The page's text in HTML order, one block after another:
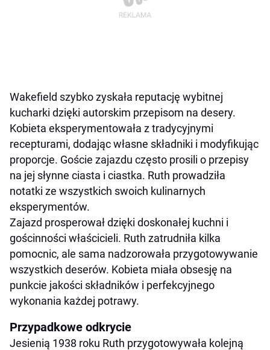
Wakefield szybko zyskała reputację wybitnej
kucharki dzięki autorskim przepisom na desery.
Kobieta eksperymentowała z tradycyjnymi
recepturami, dodając własne składniki i modyfikując
proporcje. Goście zajazdu często prosili o przepisy
na jej słynne ciasta i ciastka. Ruth prowadziła
notatki ze wszystkich swoich kulinarnych
eksperymentów.
Zajazd prosperował dzięki doskonałej kuchni i
gościnności właścicieli. Ruth zatrudniła kilka
pomocnic, ale sama nadzorowała przygotowywanie
wszystkich deserów. Kobieta miała obsesję na
punkcie jakości składników i perfekcyjnego
wykonania każdej potrawy.
Przypadkowe odkrycie
Jesienią 1938 roku Ruth przygotowywała kolejną